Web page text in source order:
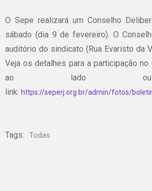
O Sepe realizará um Conselho
sábado (dia 9 de fevereiro). O
auditório do sindicato (Rua Evaristo da
Veja os detalhes para a participação no
ao lado
link: https://seperj.org.br/admin/fotos/
Tags: Todas